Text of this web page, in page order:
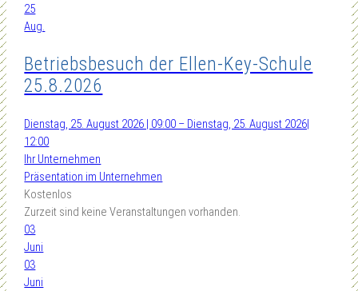
25
Aug.
Betriebsbesuch der Ellen-Key-Schule
25.8.2026
Dienstag, 25. August 2026 | 09:00 – Dienstag, 25. August 2026|
12:00
Ihr Unternehmen
Präsentation im Unternehmen
Kostenlos
Zurzeit sind keine Veranstaltungen vorhanden.
03
Juni
03
Juni